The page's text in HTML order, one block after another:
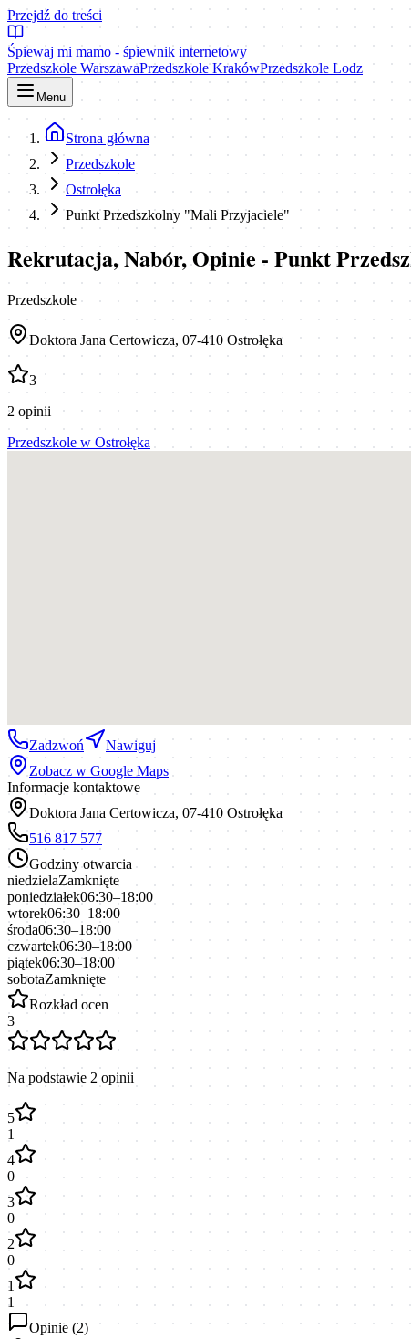
Przejdź do treści
Śpiewaj mi mamo - śpiewnik internetowy
Przedszkole WarszawaPrzedszkole KrakówPrzedszkole Lodz
Menu
Strona główna
Przedszkole
Ostrołęka
Punkt Przedszkolny "Mali Przyjaciele"
Rekrutacja, Nabór, Opinie - Punkt
Przedszkole
Doktora Jana Certowicza, 07-410 Ostrołęka
3
2 opinii
Przedszkole w Ostrołęka
Zadzwoń
Nawiguj
Zobacz w Google Maps
Informacje kontaktowe
Doktora Jana Certowicza, 07-410 Ostrołęka
516 817 577
Godziny otwarcia
niedzielaZamknięte
poniedziałek06:30–18:00
wtorek06:30–18:00
środa06:30–18:00
czwartek06:30–18:00
piątek06:30–18:00
sobotaZamknięte
Rozkład ocen
3
Na podstawie 2 opinii
5
1
4
0
3
0
2
0
1
1
Opinie (2)